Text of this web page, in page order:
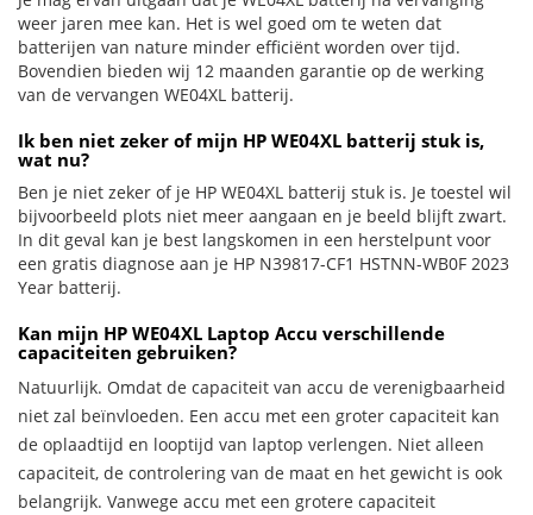
weer jaren mee kan. Het is wel goed om te weten dat
batterijen van nature minder efficiënt worden over tijd.
Bovendien bieden wij 12 maanden garantie op de werking
van de vervangen WE04XL batterij.
Ik ben niet zeker of mijn HP WE04XL batterij stuk is,
wat nu?
Ben je niet zeker of je HP WE04XL batterij stuk is. Je toestel wil
bijvoorbeeld plots niet meer aangaan en je beeld blijft zwart.
In dit geval kan je best langskomen in een herstelpunt voor
een gratis diagnose aan je HP N39817-CF1 HSTNN-WB0F 2023
Year batterij.
Kan mijn HP WE04XL Laptop Accu verschillende
capaciteiten gebruiken?
Natuurlijk. Omdat de capaciteit van accu de verenigbaarheid
niet zal beïnvloeden. Een accu met een groter capaciteit kan
de oplaadtijd en looptijd van laptop verlengen. Niet alleen
capaciteit, de controlering van de maat en het gewicht is ook
belangrijk. Vanwege accu met een grotere capaciteit